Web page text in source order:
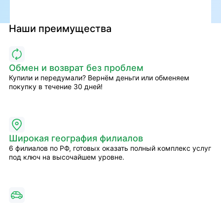
Наши преимущества
Обмен и возврат без проблем
Купили и передумали? Вернём деньги или обменяем
покупку в течение 30 дней!
Широкая география филиалов
6 филиалов по РФ, готовых оказать полный комплекс услуг
под ключ на высочайшем уровне.